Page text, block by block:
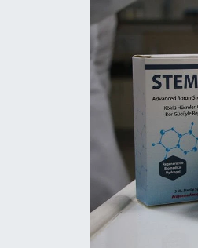
Foto Galeri